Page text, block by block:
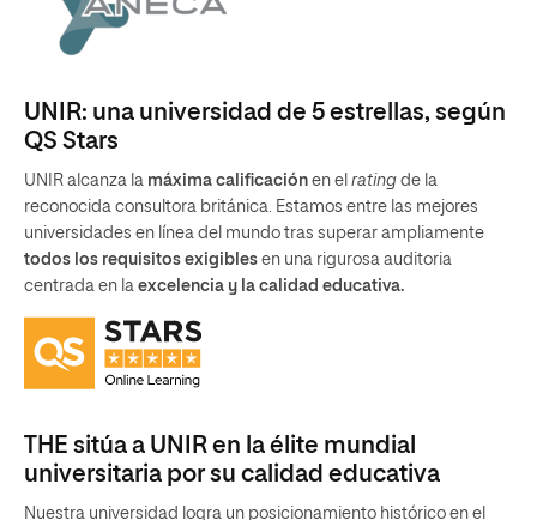
UNIR: una universidad de 5 estrellas, según
QS Stars
UNIR alcanza la máxima calificación en el rating de la
reconocida consultora británica. Estamos entre las mejores
universidades en línea del mundo tras superar ampliamente
todos los requisitos exigibles en una rigurosa auditoria
centrada en la excelencia y la calidad educativa.
THE sitúa a UNIR en la élite mundial
universitaria por su calidad educativa
Nuestra universidad logra un posicionamiento histórico en el